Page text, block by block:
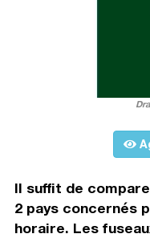
Il suffit de
2 pays concernés
horaire. Les